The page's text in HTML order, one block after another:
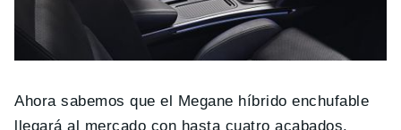
Ahora sabemos que el Megane híbrido enchufable
llegará al mercado con hasta cuatro acabados.